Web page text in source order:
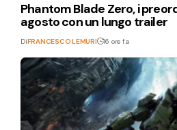
Phantom Blade Zero, i
agosto con un lungo trailer
DiFRANCESCO LEMURI 16 ore fa